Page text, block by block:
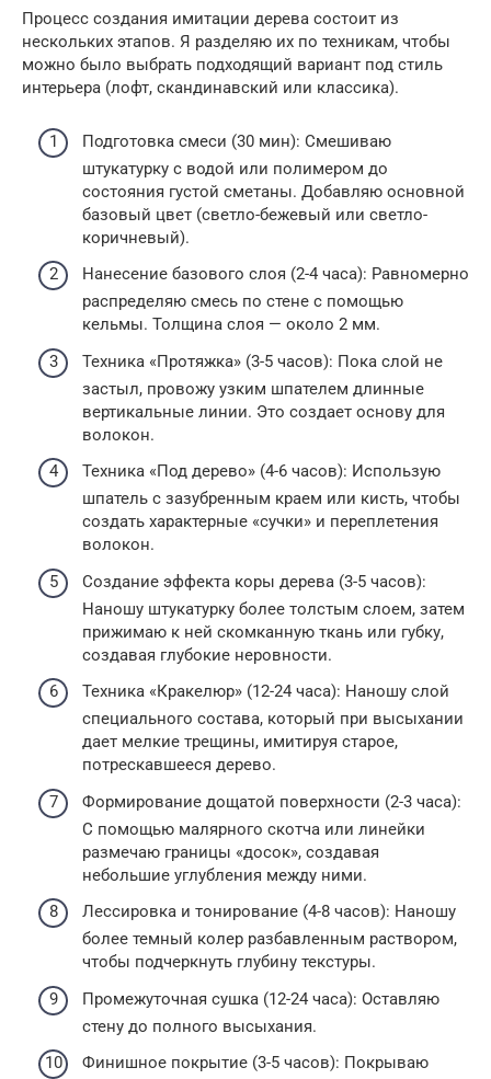
Процесс создания имитации дерева состоит из
нескольких этапов. Я разделяю их по техникам, чтобы
можно было выбрать подходящий вариант под стиль
интерьера (лофт, скандинавский или классика).
Подготовка смеси (30 мин): Смешиваю
штукатурку с водой или полимером до
состояния густой сметаны. Добавляю основной
базовый цвет (светло-бежевый или светло-
коричневый).
Нанесение базового слоя (2-4 часа): Равномерно
распределяю смесь по стене с помощью
кельмы. Толщина слоя — около 2 мм.
Техника «Протяжка» (3-5 часов): Пока слой не
застыл, провожу узким шпателем длинные
вертикальные линии. Это создает основу для
волокон.
Техника «Под дерево» (4-6 часов): Использую
шпатель с зазубренным краем или кисть, чтобы
создать характерные «сучки» и переплетения
волокон.
Создание эффекта коры дерева (3-5 часов):
Наношу штукатурку более толстым слоем, затем
прижимаю к ней скомканную ткань или губку,
создавая глубокие неровности.
Техника «Кракелюр» (12-24 часа): Наношу слой
специального состава, который при высыхании
дает мелкие трещины, имитируя старое,
потрескавшееся дерево.
Формирование дощатой поверхности (2-3 часа):
С помощью малярного скотча или линейки
размечаю границы «досок», создавая
небольшие углубления между ними.
Лессировка и тонирование (4-8 часов): Наношу
более темный колер разбавленным раствором,
чтобы подчеркнуть глубину текстуры.
Промежуточная сушка (12-24 часа): Оставляю
стену до полного высыхания.
Финишное покрытие (3-5 часов): Покрываю